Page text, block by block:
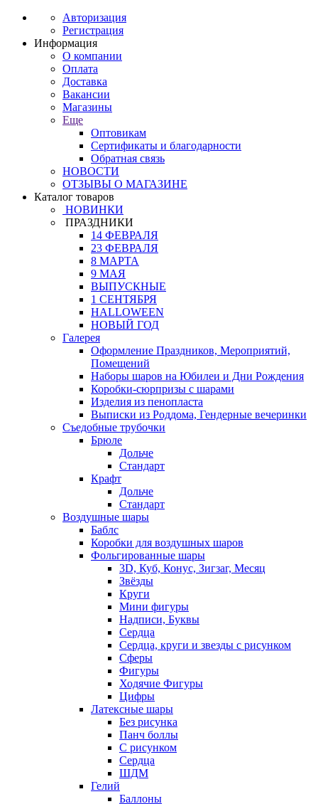
Авторизация
Регистрация
Информация
О компании
Оплата
Доставка
Вакансии
Магазины
Еще
Оптовикам
Сертификаты и благодарности
Обратная связь
НОВОСТИ
ОТЗЫВЫ О МАГАЗИНЕ
Каталог товаров
НОВИНКИ
ПРАЗДНИКИ
14 ФЕВРАЛЯ
23 ФЕВРАЛЯ
8 МАРТА
9 МАЯ
ВЫПУСКНЫЕ
1 СЕНТЯБРЯ
HALLOWEEN
НОВЫЙ ГОД
Галерея
Оформление Праздников, Мероприятий,
Помещений
Наборы шаров на Юбилеи и Дни Рождения
Коробки-сюрпризы с шарами
Изделия из пенопласта
Выписки из Роддома, Гендерные вечеринки
Съедобные трубочки
Брюле
Дольче
Стандарт
Крафт
Дольче
Стандарт
Воздушные шары
Баблс
Коробки для воздушных шаров
Фольгированные шары
3D, Куб, Конус, Зигзаг, Месяц
Звёзды
Круги
Мини фигуры
Надписи, Буквы
Сердца
Сердца, круги и звезды с рисунком
Сферы
Фигуры
Ходячие Фигуры
Цифры
Латексные шары
Без рисунка
Панч боллы
С рисунком
Сердца
ШДМ
Гелий
Баллоны